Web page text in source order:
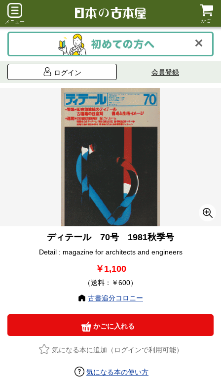
メニュー かご
ログイン 会員登録
ディテール 70号 1981秋季号
Detail : magazine for architects and engineers
￥1,100
（送料：￥600）
古書追分コロニー
かごに入れる
気になる本に追加（ログインで利用可能）
気になる本の使い方